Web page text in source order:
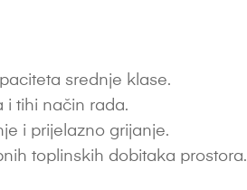
srednje klase.
i tihi način rada.
i prijelazno grijanje.
toplinskih dobitaka prostora.